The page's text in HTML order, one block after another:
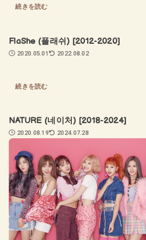
続きを読む
FlaShe (플래쉬) [2012-2020]
2020.05.01 2022.08.02
続きを読む
NATURE (네이처) [2018-2024]
2020.08.19 2024.07.28